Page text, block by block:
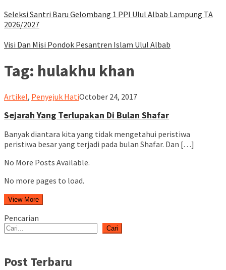
Seleksi Santri Baru Gelombang 1 PPI Ulul Albab Lampung TA
2026/2027
Visi Dan Misi Pondok Pesantren Islam Ulul Albab
Tag: hulakhu khan
Artikel, Penyejuk Hatiululalbablampung
October 24, 2017
Sejarah Yang Terlupakan Di Bulan Shafar
Banyak diantara kita yang tidak mengetahui peristiwa
peristiwa besar yang terjadi pada bulan Shafar. Dan […]
No More Posts Available.
No more pages to load.
View More
Pencarian
Cari
Post Terbaru